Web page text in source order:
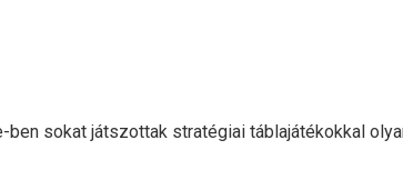
sokat játszottak stratégiai táblajátékokkal